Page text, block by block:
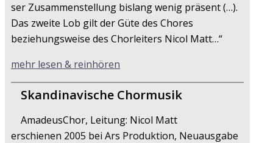
ser Zusammenstellung bislang wenig präsent (…).
Das zweite Lob gilt der Güte des Cho­res
beziehungsweise des Chorleiters Nicol Matt…“
mehr lesen & reinhören
Skandinavische Chormusik
AmadeusChor, Leitung: Nicol Matt
erschienen 2005 bei Ars Produktion, Neuausgabe